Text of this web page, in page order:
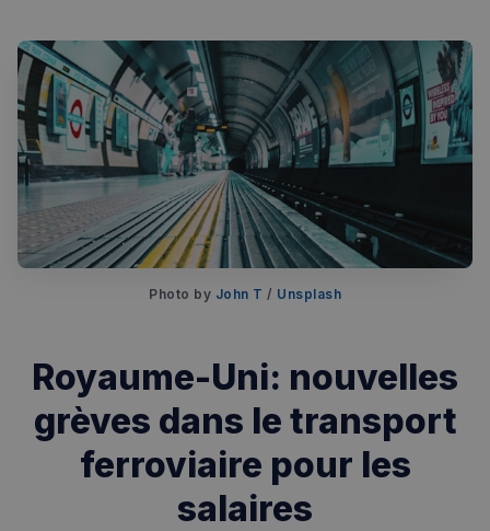
Rechercher dans Français à Londres - Magazine
Photo by John T / Unsplash
Royaume-Uni: nouvelles
grèves dans le transport
ferroviaire pour les
salaires